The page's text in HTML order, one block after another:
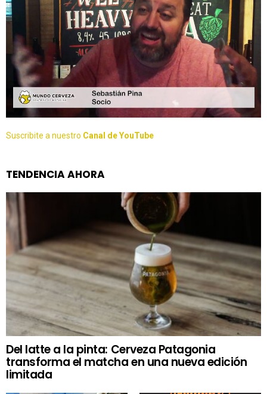
Suscribite a nuestro Canal de YouTube
TENDENCIA AHORA
Del latte a la pinta: Cerveza Patagonia
transforma el matcha en una nueva edición
limitada